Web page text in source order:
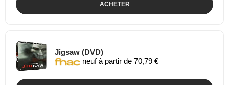
ACHETER
Jigsaw (DVD)
neuf à partir de 70,79 €